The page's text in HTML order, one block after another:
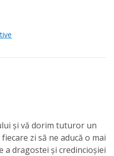
și vă dorim tuturor un
zi să ne aducă o mai
a dragostei și credincioșiei